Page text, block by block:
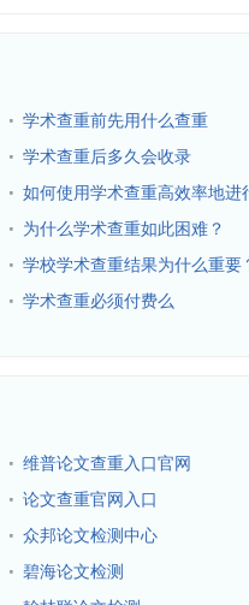
· 学术查重前先用什么查重
· 学术查重后多久会收录
· 如何使用学术查重高效率地进
重？
· 为什么学术查重如此困难？
· 学校学术查重结果为什么重要
· 学术查重必须付费么
· 维普论文查重入口官网
· 论文查重官网入口
· 众邦论文检测中心
· 碧海论文检测